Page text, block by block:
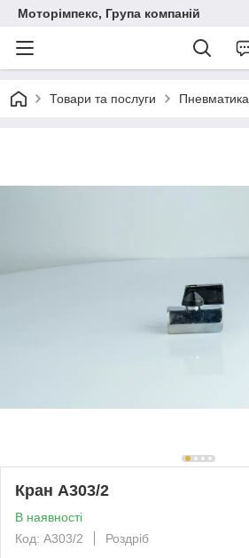
Моторімпекс, Група компаній
Товари та послуги Пневматика
Кран A303/2
В наявності
Код: A303/2
Роздріб